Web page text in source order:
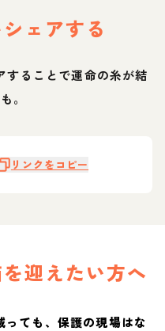
ェアする
することで運命の糸が結
。
リンクをコピー
迎えたい方へ
っても、保護の現場はな